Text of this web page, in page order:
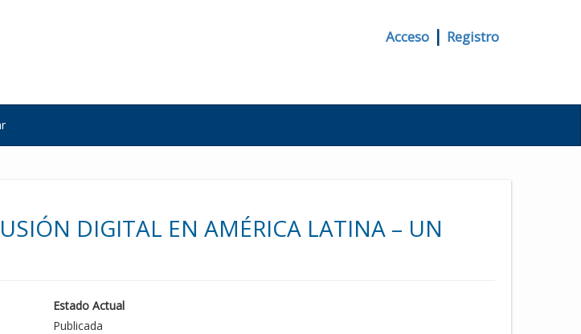
Acceso | Registro
DIGITAL EN AMÉRICA LATINA – UN
Estado Actual
Publicada